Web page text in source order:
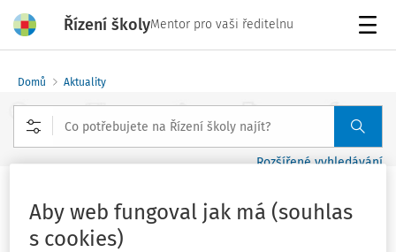
Řízení školyMentor pro vaši ředitelnu
Domů Aktuality
Rozšířené vyhledávání
Dělat z dětí dělníky a rolníky se
hodilo v 18. století, my musíme
Aby web fungoval jak má (souhlas
s cookies)